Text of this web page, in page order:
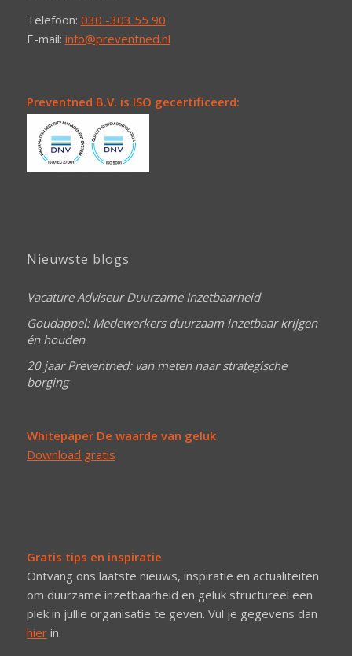
Telefoon: 030 -303 55 90
E-mail: info@preventned.nl
Preventned B.V. is ISO gecertificeerd:
Nieuwste blogs
Vacature Adviseur Duurzame Inzetbaarheid
Goudappel: Medewerkers duurzaam inzetbaar krijgen
én houden
20 jaar Preventned: van meten naar strategische
borging
Whitepaper De waarde van geluk
Download gratis
Gratis tips en inspiratie
Ontvang ons laatste nieuws, inspiratie en actualiteiten
om duurzame inzetbaarheid en geluk structureel een
plek in jullie organisatie te geven. Vul je gegevens dan
hierin.